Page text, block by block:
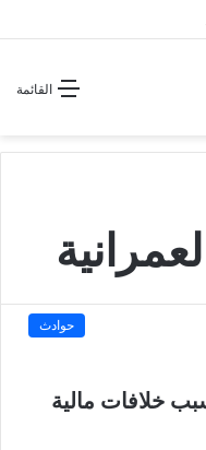
يغتال اليمن “
القائمة
حوادث
خلافات مالية